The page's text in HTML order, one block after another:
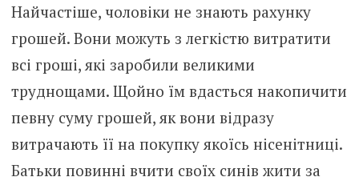
Найчастіше, чоловіки не знають рахунку
грошей. Вони можуть з легкістю витратити
всі гроші, які заробили великими
труднощами. Щойно їм вдасться накопичити
певну суму грошей, як вони відразу
витрачають її на покупку якоїсь нісенітниці.
Батьки повинні вчити своїх синів жити за